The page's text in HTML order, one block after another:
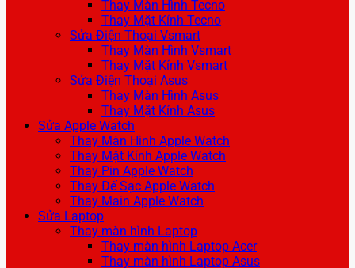
Thay Màn Hình Tecno
Thay Mặt Kính Tecno
Sửa Điện Thoại Vsmart
Thay Màn Hình Vsmart
Thay Mặt Kính Vsmart
Sửa Điện Thoại Asus
Thay Màn Hình Asus
Thay Mặt Kính Asus
Sửa Apple Watch
Thay Màn Hình Apple Watch
Thay Mặt Kính Apple Watch
Thay Pin Apple Watch
Thay Đế Sạc Apple Watch
Thay Main Apple Watch
Sửa Laptop
Thay màn hình Laptop
Thay màn hình Laptop Acer
Thay màn hình Laptop Asus